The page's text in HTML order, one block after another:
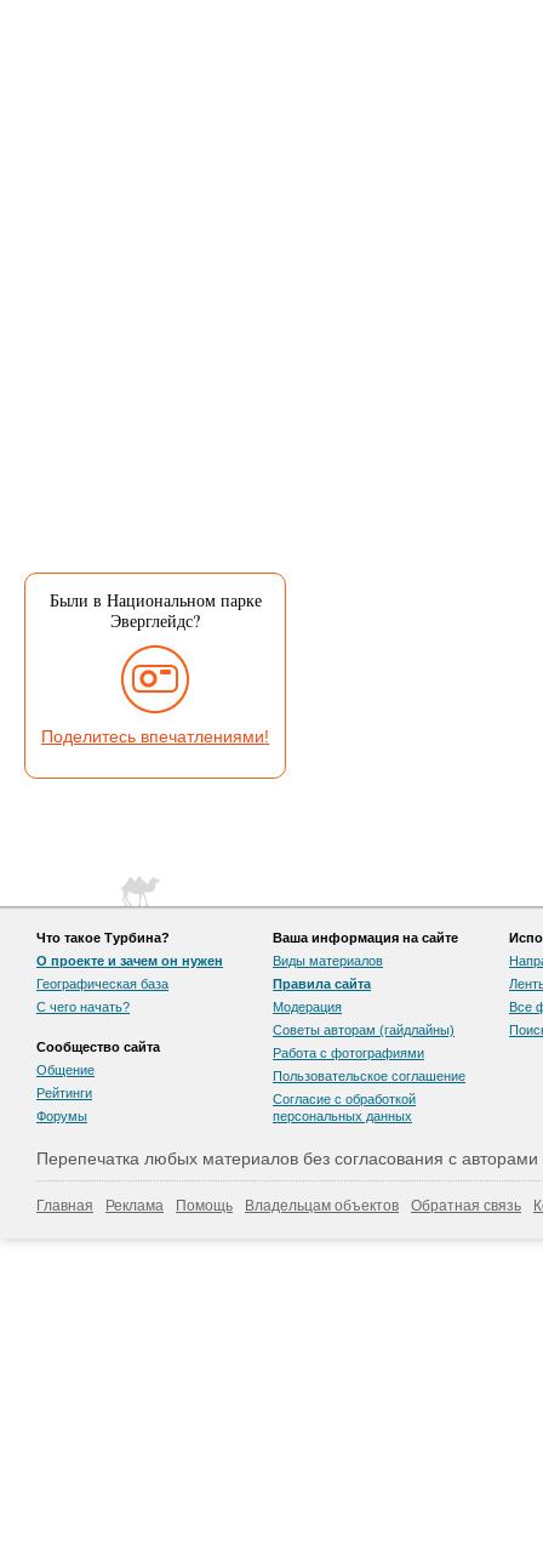
Были в Национальном парке
Эверглейдс?
Поделитесь впечатлениями!
Что такое Турбина?
О проекте и зачем он нужен
Географическая база
С чего начать?
Сообщество сайта
Общение
Рейтинги
Форумы
Ваша информация на сайте
Виды материалов
Правила сайта
Модерация
Советы авторам (гайдлайны)
Работа с фотографиями
Пользовательскоe соглашение
Согласие с обработкой
персональных данных
Все
Перепечатка любых материалов без согласования с
Главная Реклама Помощь Владельцам объектов Обратная связь